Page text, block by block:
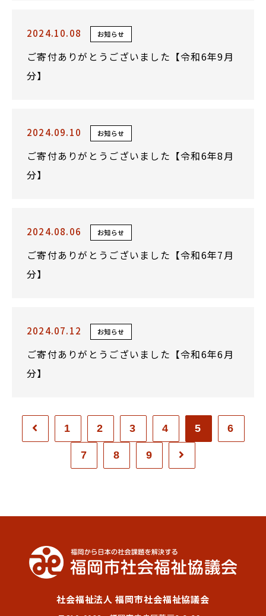
2024.10.08 お知らせ
ご寄付ありがとうございました【令和6年9月
分】
2024.09.10 お知らせ
ご寄付ありがとうございました【令和6年8月
分】
2024.08.06 お知らせ
ご寄付ありがとうございました【令和6年7月
分】
2024.07.12 お知らせ
ご寄付ありがとうございました【令和6年6月
分】
1 2 3 4 5 6
7 8 9
社会福祉法人 福岡市社会福祉協議会